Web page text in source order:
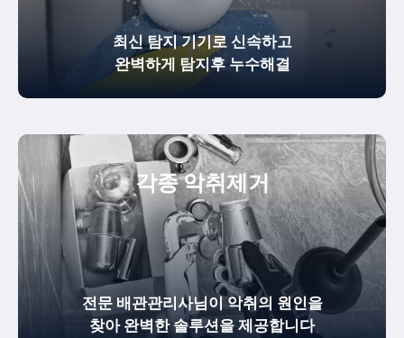
최신 탐지 기기로 신속하고
완벽하게 탐지후 누수해결
각종 악취제거
전문 배관관리사님이 악취의 원인을
찾아 완벽한 솔루션을 제공합니다